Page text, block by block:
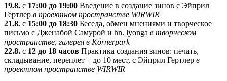
19.8. с 17:00 до 19:00 Введение в создание зинов с Эйприл
Гертлер в проектном пространстве WIRWIR
21.8. с 15:00 до 18:30 Беседа, обмен мнениями и творческое
письмо с Дженабой Самурой и hn. lyonga в творческом
пространстве, галерея в Körnerpark
22.8. с 12 до 18 часов Практика создания зинов: печать,
складывание, переплет – до 10 мест, с Эйприл Гертлер в
проектном пространстве WIRWIR